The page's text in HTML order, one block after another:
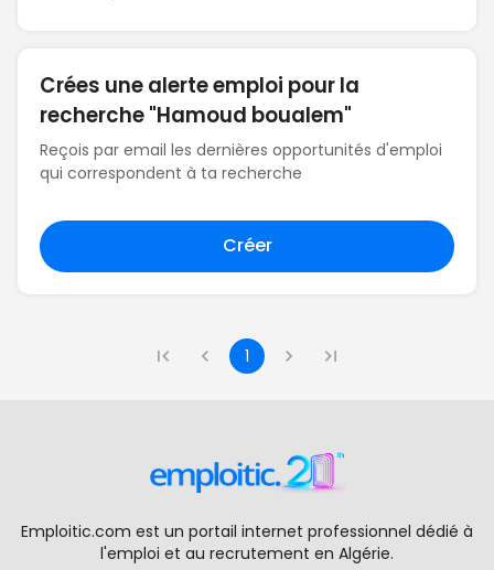
Crées une alerte emploi pour la
recherche "Hamoud boualem"
Reçois par email les dernières opportunités d'emploi
qui correspondent à ta recherche
Créer
1
Emploitic.com est un portail internet professionnel dédié à
l'emploi et au recrutement en Algérie.